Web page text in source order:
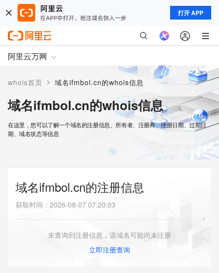
打开 APP
阿里云万网
whois首页 > 域名ifmbol.cn的whois信息
域名ifmbol.cn的whois信息
在这里，您可以了解一个域名的注册信息、所有者、注册商、注册日期、过期日
期、域名状态等信息
域名ifmbol.cn的注册信息
获取时间 ： 2026-08-07 07:20:03
未查询到注册信息，该域名可能尚未注册
立即注册查询